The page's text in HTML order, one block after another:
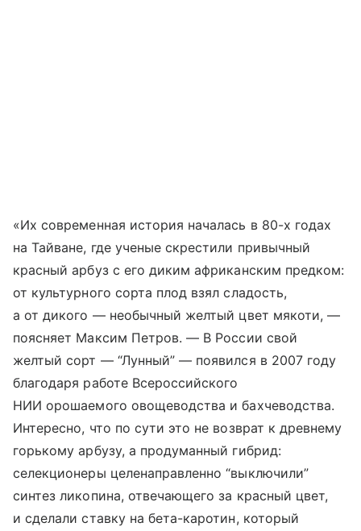
«Их современная история началась в 80-х годах
на Тайване, где ученые скрестили привычный
красный арбуз с его диким африканским предком:
от культурного сорта плод взял сладость,
а от дикого — необычный желтый цвет мякоти, —
поясняет Максим Петров. — В России свой
желтый сорт — “Лунный” — появился в 2007 году
благодаря работе Всероссийского
НИИ орошаемого овощеводства и бахчеводства.
Интересно, что по сути это не возврат к древнему
горькому арбузу, а продуманный гибрид:
селекционеры целенаправленно “выключили”
синтез ликопина, отвечающего за красный цвет,
и сделали ставку на бета-каротин, который